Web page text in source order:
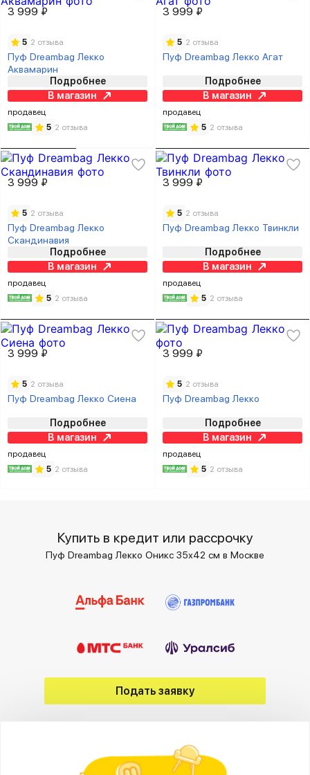
3 999 ₽
5 2 отзыва
Пуф Dreambag Лекко
Аквамарин
Подробнее
В магазин
продавец
5 2 отзыва
3 999 ₽
5 2 отзыва
Пуф Dreambag Лекко Агат
Подробнее
В магазин
продавец
5 2 отзыва
3 999 ₽
5 2 отзыва
Пуф Dreambag Лекко
Скандинавия
Подробнее
В магазин
продавец
5 2 отзыва
3 999 ₽
5 2 отзыва
Пуф Dreambag Лекко Твинкли
Подробнее
В магазин
продавец
5 2 отзыва
3 999 ₽
5 2 отзыва
Пуф Dreambag Лекко Сиена
Подробнее
В магазин
продавец
5 2 отзыва
3 999 ₽
5 2 отзыва
Пуф Dreambag Лекко
Подробнее
В магазин
продавец
5 2 отзыва
Купить в кредит или рассрочку
Пуф Dreambag Лекко Оникс 35х42 см в Москве
Подать заявку